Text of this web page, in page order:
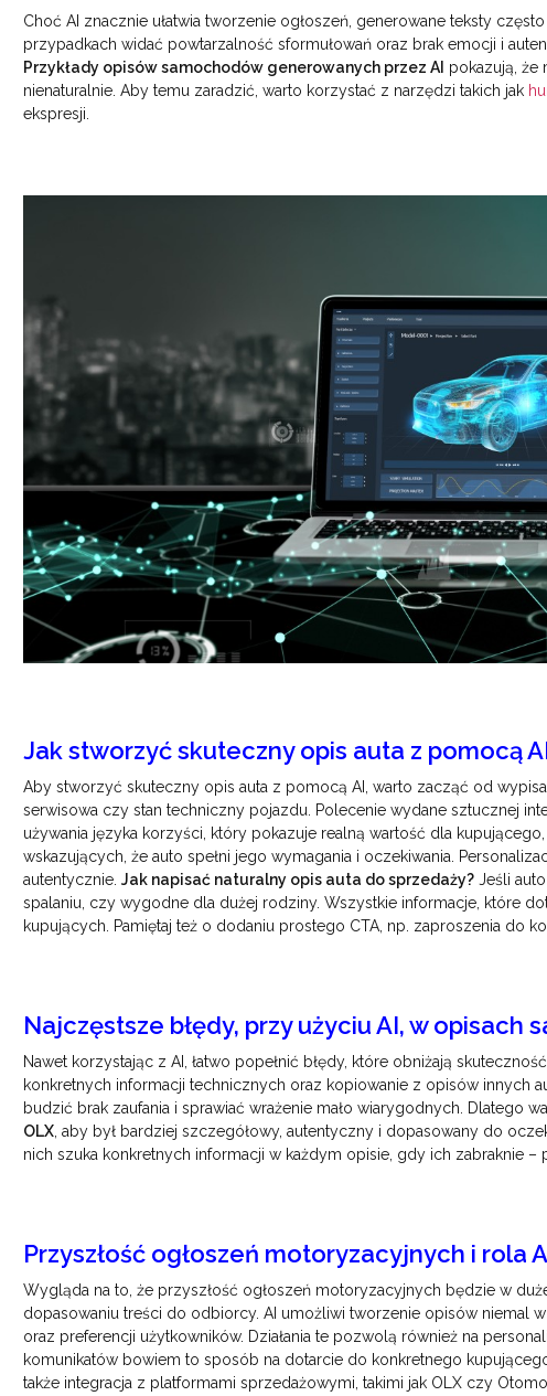
Choć AI znacznie ułatwia tworzenie ogłoszeń, generowane teksty
przypadkach widać powtarzalność sformułowań oraz brak emocji i
Przykłady opisów samochodów generowanych przez AI pokazują, że
nienaturalnie. Aby temu zaradzić, warto korzystać z narzędzi takich jak
ekspresji.
Jak stworzyć skuteczny opis auta z pomocą
Aby stworzyć skuteczny opis auta z pomocą AI, warto zacząć od
serwisowa czy stan techniczny pojazdu. Polecenie wydane sztucznej
używania języka korzyści, który pokazuje realną wartość dla
wskazujących, że auto spełni jego wymagania i oczekiwania.
autentycznie.Jak napisać naturalny opis auta do sprzedaży? Jeśli
spalaniu, czy wygodne dla dużej rodziny. Wszystkie informacje, które
kupujących. Pamiętaj też o dodaniu prostego CTA, np. zaproszenia do
Najczęstsze błędy, przy użyciu AI, w opisach
Nawet korzystając z AI, łatwo popełnić błędy, które obniżają
konkretnych informacji technicznych oraz kopiowanie z opisów innych
budzić brak zaufania i sprawiać wrażenie mało wiarygodnych. Dlatego
OLX , aby był bardziej szczegółowy, autentyczny i dopasowany do
nich szuka konkretnych informacji w każdym opisie, gdy ich zabraknie –
Przyszłość ogłoszeń motoryzacyjnych i rola
Wygląda na to, że przyszłość ogłoszeń motoryzacyjnych będzie w
dopasowaniu treści do odbiorcy. AI umożliwi tworzenie opisów niemal
oraz preferencji użytkowników. Działania te pozwolą również na
komunikatów bowiem to sposób na dotarcie do konkretnego
także integracja z platformami sprzedażowymi, takimi jak OLX czy